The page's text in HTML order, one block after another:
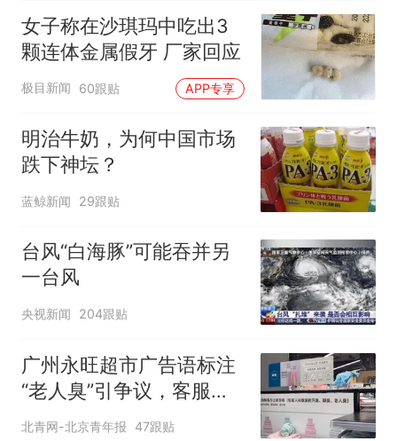
女子称在沙琪玛中吃出3
颗连体金属假牙 厂家回应
极目新闻 60跟贴 APP专享
明治牛奶，为何中国市场
跌下神坛？
蓝鲸新闻 29跟贴
台风“白海豚”可能吞并另
一台风
央视新闻 204跟贴
广州永旺超市广告语标注
“老人臭”引争议，客服回
应
北青网-北京青年报 47跟贴